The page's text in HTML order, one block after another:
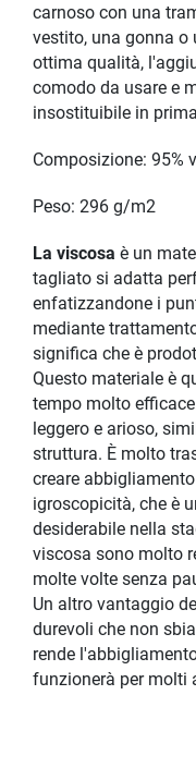
carnoso con una
vestito, una gonna o
ottima qualità,
comodo da usare e
insostituibile in
Composizione: 95%
Peso: 296 g/m2
La viscosa è un
tagliato si adatta
enfatizzandone i
mediante
significa che è
Questo materiale è
tempo molto
leggero e arioso,
struttura. È molto
creare
igroscopicità, che è
desiderabile nella
viscosa sono molto
molte volte senza
Un altro vantaggio
durevoli che non
rende
funzionerà per molti